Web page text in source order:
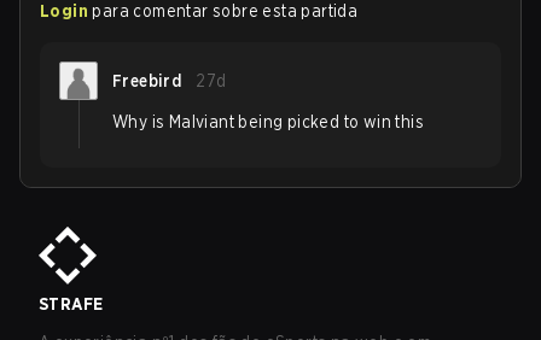
Login para comentar sobre esta partida
Freebird 27d
Why is Malviant being picked to win this
STRAFE